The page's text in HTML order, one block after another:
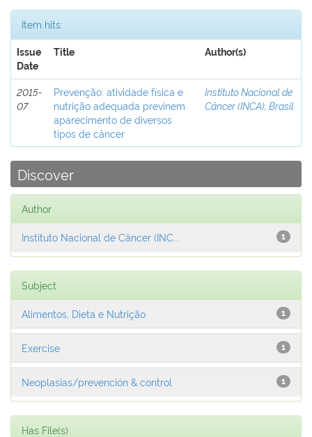
Item hits:
Issue
Date
Title Author(s)
2015-
07
Prevenção: atividade física e
nutrição adequada previnem
aparecimento de diversos
tipos de câncer
Instituto Nacional de
Câncer (INCA), Brasil
Discover
Author
1
Instituto Nacional de Câncer (INC...
Subject
1
Alimentos, Dieta e Nutrição
1
Exercise
1
Neoplasias/prevención & control
Has File(s)